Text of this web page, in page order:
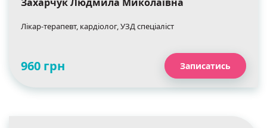
Лікар-терапевт, кардіолог, УЗД спеціаліст
960 грн Записатись